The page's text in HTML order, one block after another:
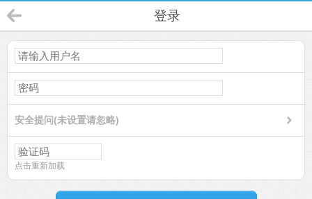
登录
安全提问(未设置请忽略)
点击重新加载